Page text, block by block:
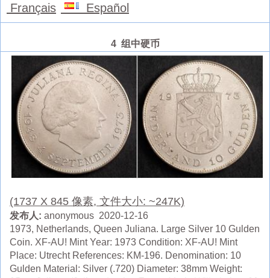
Français
Español
4 组中硬币
(1737 X 845 像素, 文件大小: ~247K)
发布人: anonymous 2020-12-16
1973, Netherlands, Queen Juliana. Large Silver 10 Gulden
Coin. XF-AU! Mint Year: 1973 Condition: XF-AU! Mint
Place: Utrecht References: KM-196. Denomination: 10
Gulden Material: Silver (.720) Diameter: 38mm Weight: